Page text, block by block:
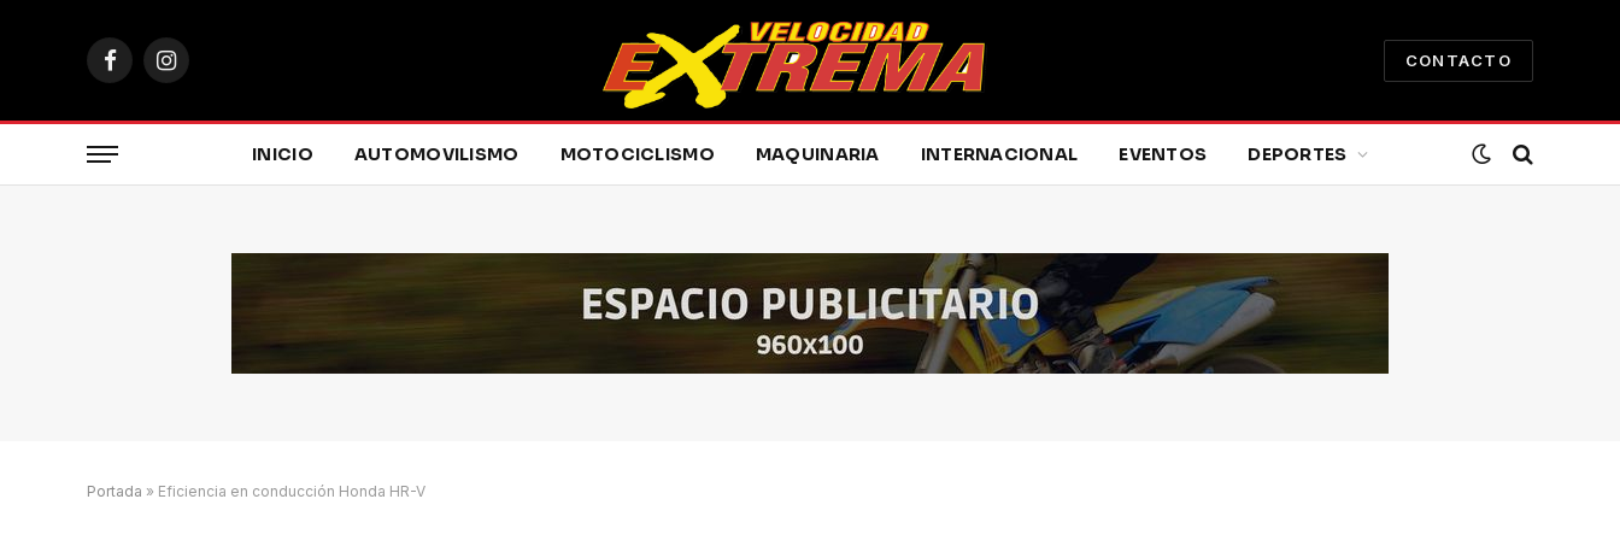
FacebookInstagram
CONTACTO
INICIO AUTOMOVILISMO MOTOCICLISMO MAQUINARIA INTERNACIONAL EVENTOS DEPORTES
Portada » Eficiencia en conducción Honda HR-V